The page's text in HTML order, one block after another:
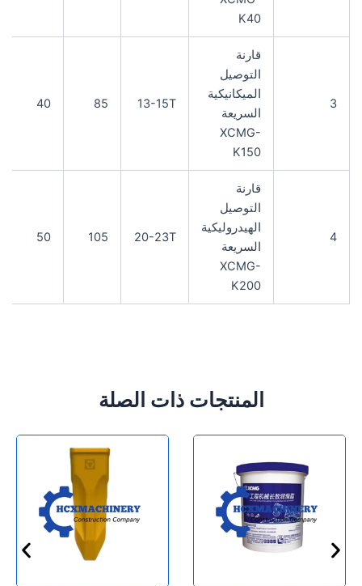
K40
3
قارنة
التوصيل
الميكانيكية
السريعة
XCMG-
K150
13-15T
85
40
4
قارنة
التوصيل
الهيدروليكية
السريعة
XCMG-
K200
20-23T
105
50
المنتجات ذات الصلة